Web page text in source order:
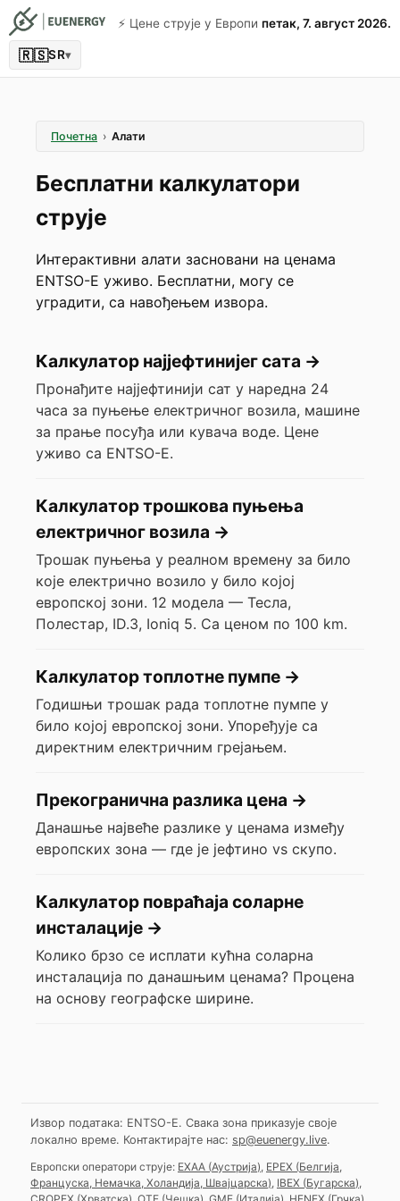
⚡️ Цене струје у Европи петак, 7. август 2026.
🇷🇸SR▾
Почетна › Алати
Бесплатни калкулатори
струје
Интерактивни алати засновани на ценама
ENTSO-E уживо. Бесплатни, могу се
уградити, са навођењем извора.
Калкулатор најјефтинијег сата →
Пронађите најјефтинији сат у наредна 24
часа за пуњење електричног возила, машине
за прање посуђа или кувача воде. Цене
уживо са ENTSO-E.
Калкулатор трошкова пуњења
електричног возила →
Трошак пуњења у реалном времену за било
које електрично возило у било којој
европској зони. 12 модела — Тесла,
Полестар, ID.3, Ioniq 5. Са ценом по 100 km.
Калкулатор топлотне пумпе →
Годишњи трошак рада топлотне пумпе у
било којој европској зони. Упоређује са
директним електричним грејањем.
Прекогранична разлика цена →
Данашње највеће разлике у ценама између
европских зона — где је јефтино vs скупо.
Калкулатор повраћаја соларне
инсталације →
Колико брзо се исплати кућна соларна
инсталација по данашњим ценама? Процена
на основу географске ширине.
Извор података: ENTSO-E. Свака зона приказује своје
локално време. Контактирајте нас: sp@euenergy.live.
Европски оператори струје: EXAA (Аустрија), EPEX (Белгија,
Француска, Немачка, Холандија, Швајцарска), IBEX (Бугарска),